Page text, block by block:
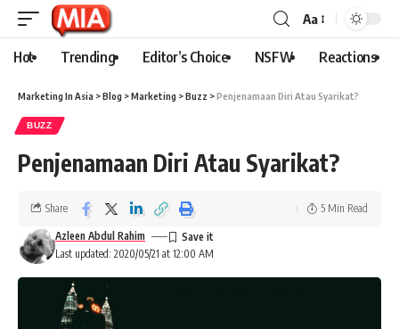
Aa
Hot Trending Editor’s Choice NSFW Reactions
Marketing In Asia >Blog >Marketing >Buzz >Penjenamaan Diri Atau Syarikat?
BUZZ
Penjenamaan Diri Atau Syarikat?
Last updated: 2020/05/21 at 12:00 AM
Azleen Abdul Rahim
Share 5 Min Read